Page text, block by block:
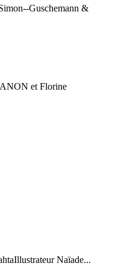
Guschemann &
et Florine
Naïade...